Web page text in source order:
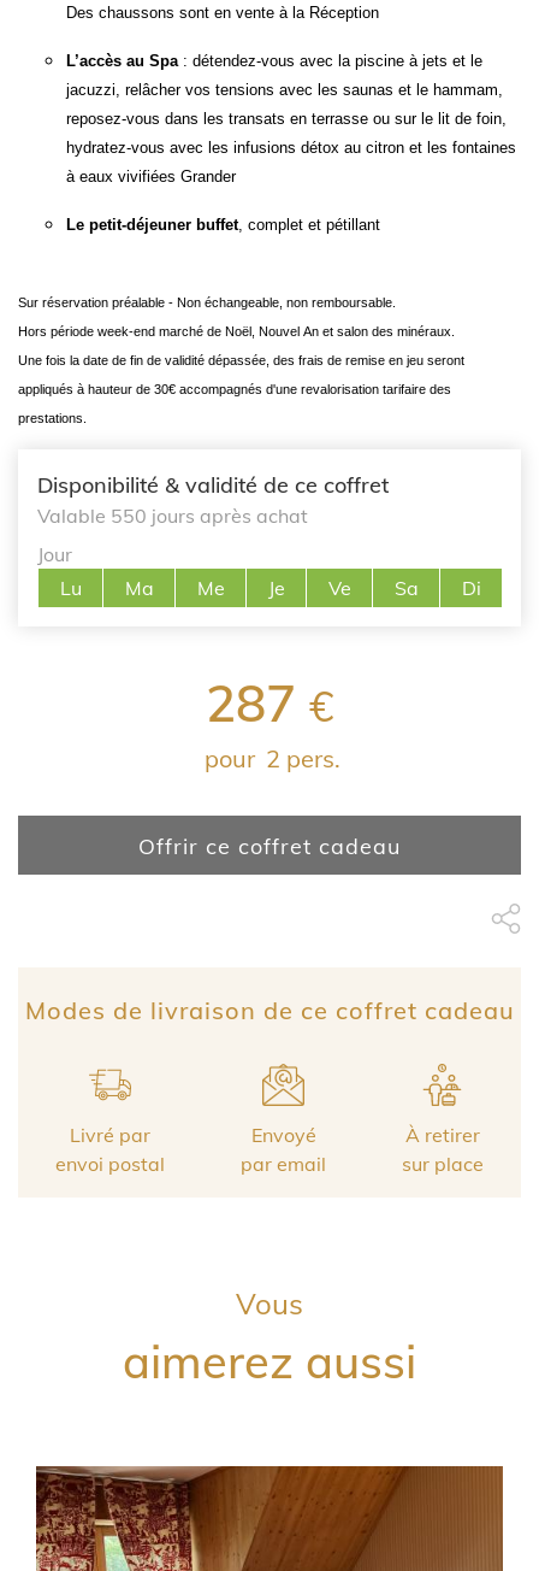
Des chaussons sont en vente à la Réception
L’accès au Spa: détendez-vous avec la piscine à jets et le
jacuzzi, relâcher vos tensions avec les saunas et le hammam,
reposez-vous dans les transats en terrasse ou sur le lit de foin,
hydratez-vous avec les infusions détox au citron et les fontaines
à eaux vivifiées Grander
Le petit-déjeuner buffet, complet et pétillant
Sur réservation préalable - Non échangeable, non remboursable.
Hors période week-end marché de Noël, Nouvel An et salon des minéraux.
Une fois la date de fin de validité dépassée, des frais de remise en jeu seront
appliqués à hauteur de 30€ accompagnés d'une revalorisation tarifaire des
prestations.
Disponibilité & validité de ce coffret
Valable 550 jours après achat
Jour
Lu
Ma Me Je Ve Sa Di
287 €
pour 2 pers.
Offrir ce coffret cadeau
Modes de livraison de ce coffret cadeau
Livré par
envoi postal
Envoyé
par email
À retirer
sur place
Vous
aimerez aussi